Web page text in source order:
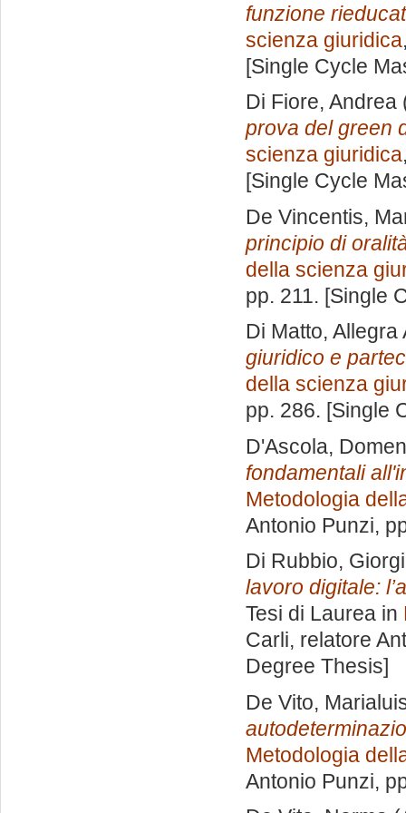
funzione
scienza giuridica
[Single Cycle
Di Fiore, Andrea
prova del green
scienza giuridica
[Single Cycle
De Vincentis,
principio di
della scienza
pp. 211. [Single
Di Matto, Allegra
giuridico e
della scienza
pp. 286. [Single
D'Ascola,
fondamentali
Metodologia
Antonio Punzi,
Di Rubbio,
lavoro digitale:
Tesi di Laurea in
Carli, relatore
Degree Thesis]
De Vito,
Metodologia
Antonio Punzi,